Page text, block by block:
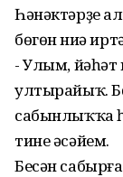
Һәнәктәрҙе
бөгөн ниңә
- Улым, йәһәт
ултырайыҡ.
сабынлыҡҡа
тине әсәйем.
Бесән